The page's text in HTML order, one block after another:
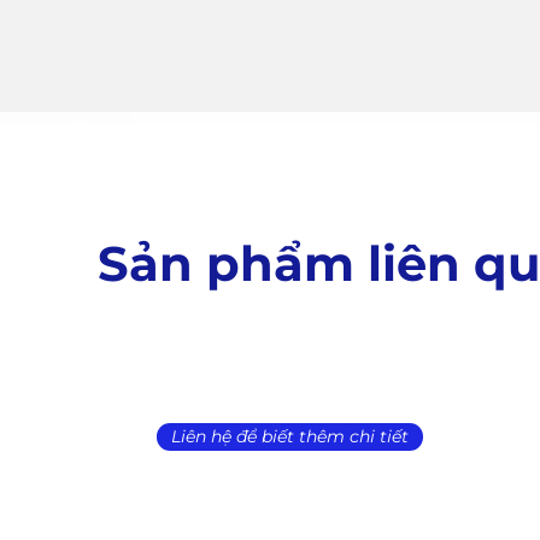
Sản phẩm liên
Liên hệ để biết thêm chi tiết